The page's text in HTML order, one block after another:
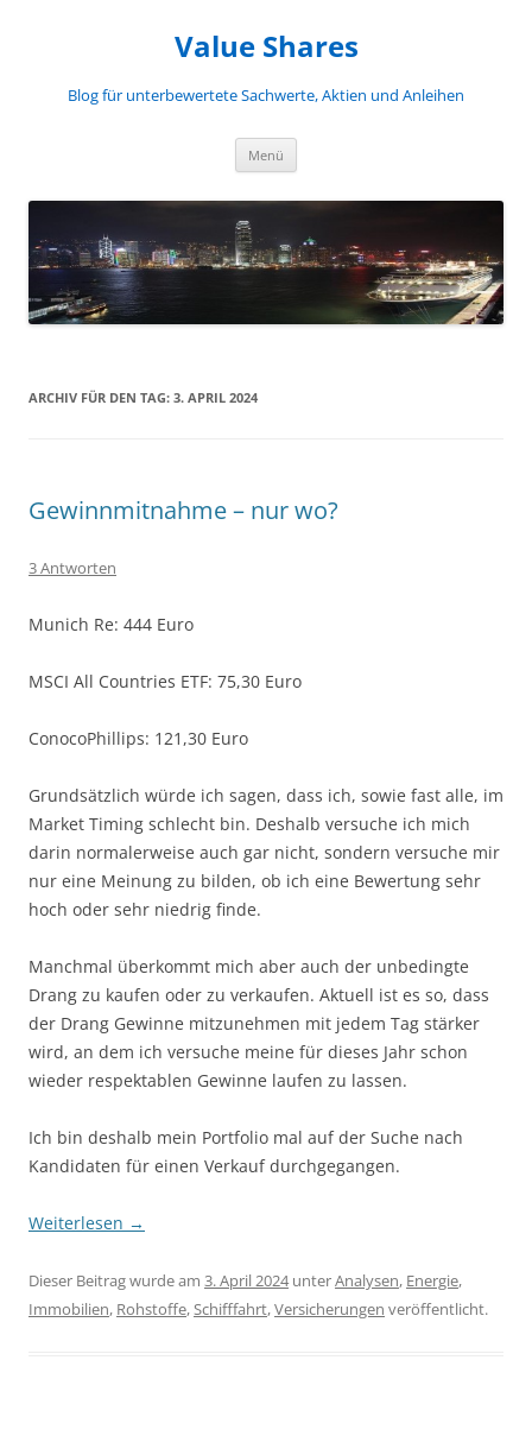
Value Shares
Blog für unterbewertete Sachwerte, Aktien und Anleihen
Menü
ARCHIV FÜR DEN TAG: 3. APRIL 2024
Gewinnmitnahme – nur wo?
3 Antworten
Munich Re: 444 Euro
MSCI All Countries ETF: 75,30 Euro
ConocoPhillips: 121,30 Euro
Grundsätzlich würde ich sagen, dass ich, sowie fast alle, im
Market Timing schlecht bin. Deshalb versuche ich mich
darin normalerweise auch gar nicht, sondern versuche mir
nur eine Meinung zu bilden, ob ich eine Bewertung sehr
hoch oder sehr niedrig finde.
Manchmal überkommt mich aber auch der unbedingte
Drang zu kaufen oder zu verkaufen. Aktuell ist es so, dass
der Drang Gewinne mitzunehmen mit jedem Tag stärker
wird, an dem ich versuche meine für dieses Jahr schon
wieder respektablen Gewinne laufen zu lassen.
Ich bin deshalb mein Portfolio mal auf der Suche nach
Kandidaten für einen Verkauf durchgegangen.
Weiterlesen →
Dieser Beitrag wurde am 3. April 2024unterAnalysen, Energie,
Immobilien, Rohstoffe,Schifffahrt,Versicherungen veröffentlicht.